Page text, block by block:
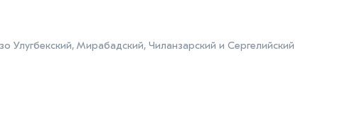
Мирабадский, Чиланзарский и Сергелийский